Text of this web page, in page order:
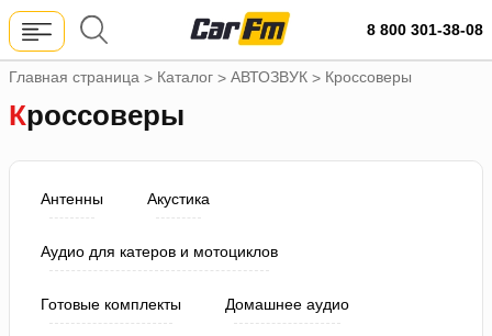
8 800 301-38-08
Главная страница > Каталог > АВТОЗВУК > Кроссоверы
Кроссоверы
Антенны Акустика
Аудио для катеров и мотоциклов
Готовые комплекты Домашнее аудио